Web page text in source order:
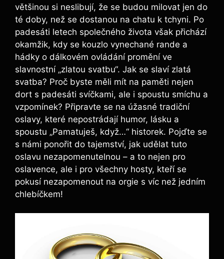
většinou si neslibují, že se budou milovat jen do
té doby, než se dostanou na chatu k tchyni. Po
padesáti letech společného života však přichází
okamžik, kdy se kouzlo vynechané rande a
hádky o dálkovém ovládání promění ve
slavnostní „zlatou svatbu“. Jak se slaví zlatá
svatba? Proč byste měli mít na paměti nejen
dort s padesáti svíčkami, ale i spoustu smíchu a
vzpomínek? Připravte se na úžasné tradiční
oslavy, které nepostrádají humor, lásku a
spoustu „Pamatuješ, když…“ historek. Pojďte se
s námi ponořit do tajemství, jak udělat tuto
oslavu nezapomenutelnou – a to nejen pro
oslavence, ale i pro všechny hosty, kteří se
pokusí nezapomenout na orgie s víc než jedním
chlebíčkem!